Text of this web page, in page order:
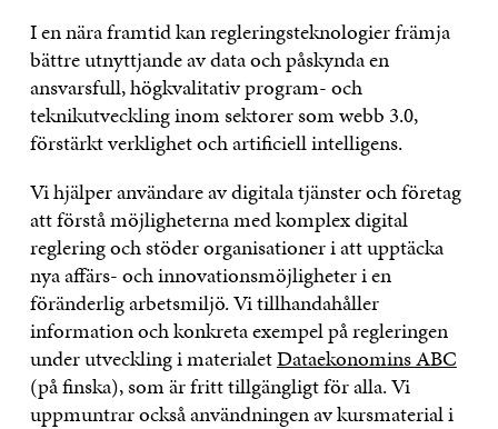
I en nära framtid kan regleringsteknologier främja
bättre utnyttjande av data och påskynda en
ansvarsfull, högkvalitativ program- och
teknikutveckling inom sektorer som webb 3.0,
förstärkt verklighet och artificiell intelligens.
Vi hjälper användare av digitala tjänster och företag
att förstå möjligheterna med komplex digital
reglering och stöder organisationer i att upptäcka
nya affärs- och innovationsmöjligheter i en
föränderlig arbetsmiljö. Vi tillhandahåller
information och konkreta exempel på regleringen
under utveckling i materialetDataekonomins ABC
(på finska), som är fritt tillgängligt för alla. Vi
uppmuntrar också användningen av kursmaterial i